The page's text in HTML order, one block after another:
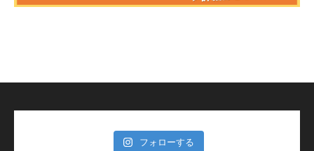
フォローする